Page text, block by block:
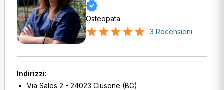
Osteopata
3 Recensioni
Indirizzi:
Via Sales 2 - 24023 Clusone (BG)